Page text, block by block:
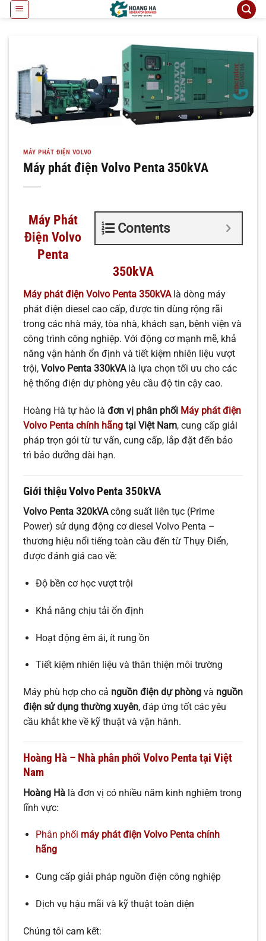
qua
MÁY PHÁT ĐIỆN VOLVO
Máy phát điện Volvo Penta 350kVA
Contents
Máy Phát
Điện Volvo
Penta
350kVA
Máy phát điện Volvo Penta 350kVAlà dòng máy
phát điện diesel cao cấp, được tin dùng rộng rãi
trong các nhà máy, tòa nhà, khách sạn, bệnh viện và
công trình công nghiệp. Với động cơ mạnh mẽ, khả
năng vận hành ổn định và tiết kiệm nhiên liệu vượt
trội, Volvo Penta 330kVAlà lựa chọn tối ưu cho các
hệ thống điện dự phòng yêu cầu độ tin cậy cao.
Hoàng Hà tự hào là đơn vị phân phối Máy phát điện
Volvo Penta chính hãng tại Việt Nam, cung cấp giải
pháp trọn gói từ tư vấn, cung cấp, lắp đặt đến bảo
trì bảo dưỡng dài hạn.
Giới thiệu Volvo Penta 350kVA
Volvo Penta 320kVAcông suất liên tục (Prime
Power) sử dụng động cơ diesel Volvo Penta –
thương hiệu nổi tiếng toàn cầu đến từ Thụy Điển,
được đánh giá cao về:
Độ bền cơ học vượt trội
Khả năng chịu tải ổn định
Hoạt động êm ái, ít rung ồn
Tiết kiệm nhiên liệu và thân thiện môi trường
Máy phù hợp cho cả nguồn điện dự phòng và nguồn
điện sử dụng thường xuyên, đáp ứng tốt các yêu
cầu khắt khe về kỹ thuật và vận hành.
Hoàng Hà – Nhà phân phối Volvo Penta tại Việt
Nam
Hoàng Hà là đơn vị có nhiều năm kinh nghiệm trong
lĩnh vực:
Phân phối máy phát điện Volvo Penta chính
hãng
Cung cấp giải pháp nguồn điện công nghiệp
Dịch vụ hậu mãi và kỹ thuật toàn diện
Chúng tôi cam kết: